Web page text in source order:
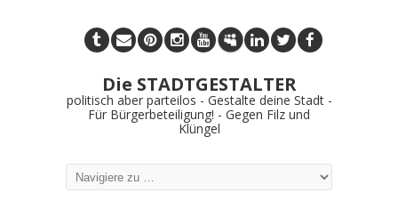
Die STADTGESTALTER
politisch aber parteilos - Gestalte deine Stadt -
Für Bürgerbeteiligung! - Gegen Filz und
Klüngel